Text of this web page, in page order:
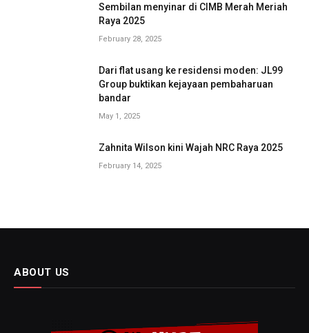
Sembilan menyinar di CIMB Merah Meriah
Raya 2025
February 28, 2025
Dari flat usang ke residensi moden: JL99
Group buktikan kejayaan pembaharuan
bandar
May 1, 2025
Zahnita Wilson kini Wajah NRC Raya 2025
February 14, 2025
ABOUT US